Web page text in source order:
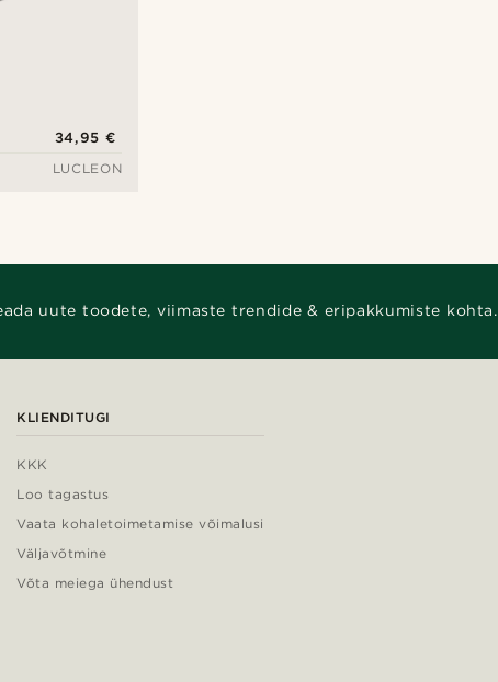
34,95 €
LUCLEON
uute toodete, viimaste trendide & eripakkumiste kohta.
KLIENDITUGI
KKK
Loo tagastus
Vaata kohaletoimetamise võimalusi
Väljavõtmine
Võta meiega ühendust